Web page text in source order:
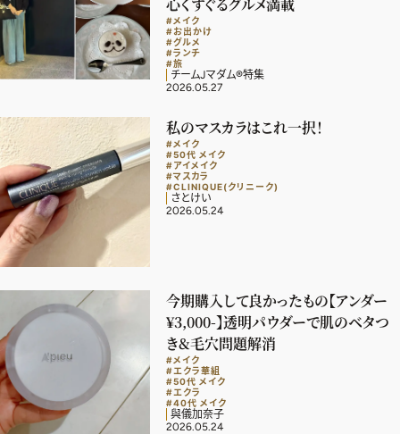
編集部から届くメールマガジン、
会員限定プレゼントや特別イベントへの応募など
特典が満載！
新規会員登録はこちら
#メイク
#お出かけ
#グルメ
#ランチ
#旅
チームJマダム®︎特集
2026.05.27
私のマスカラはこれ一択！
#メイク
#50代 メイク
#アイメイク
#マスカラ
#CLINIQUE(クリニーク)
さとけい
2026.05.24
今期購入して良かったもの【アンダー
¥3,000-】透明パウダーで肌のベタつ
き&毛穴問題解消
#メイク
#エクラ華組
#50代 メイク
#エクラ
#40代 メイク
與儀加奈子
2026.05.24